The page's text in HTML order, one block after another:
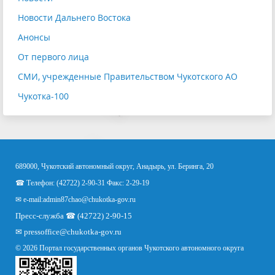
Новости Дальнего Востока
Анонсы
От первого лица
СМИ, учрежденные Правительством Чукотского АО
Чукотка-100
689000, Чукотский автономный округ, Анадырь, ул. Беринга, 20
☎ Телефон: (42722) 2-90-31 Факс: 2-29-19
✉ e-mail:admin87chao@chukotka-gov.ru
Пресс-служба ☎ (42722) 2-90-15
✉ pressoffice@chukotka-gov.ru
© 2026 Портал государственных органов Чукотского автономного округа